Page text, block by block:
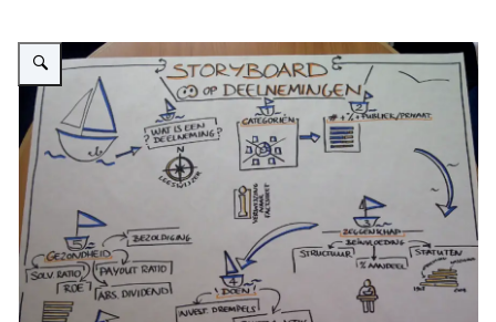
Vergroot afbeelding Gedetailleerd storyboard met de route van design